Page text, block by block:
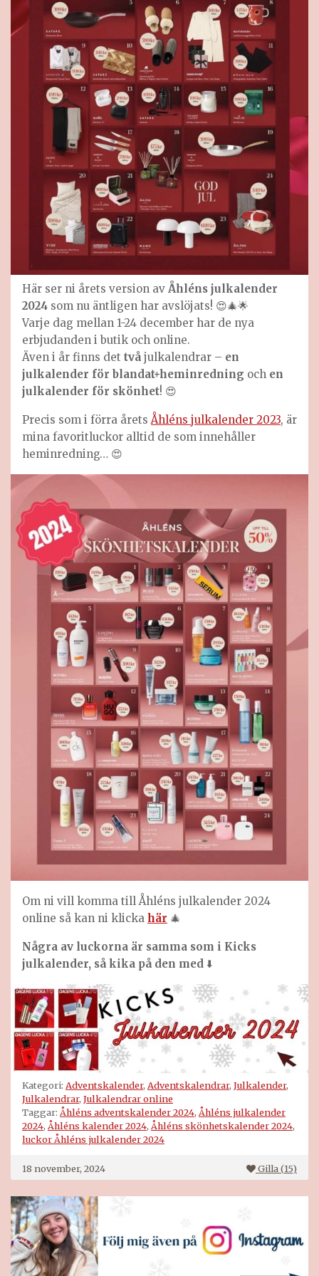
Här ser ni årets version av Åhléns julkalender
2024 som nu äntligen har avslöjats! 😍🎄🌟
Varje dag mellan 1-24 december har de nya
erbjudanden i butik och online.
Även i år finns det två julkalendrar – en
julkalender för blandat+heminredning och en
julkalender för skönhet! 😍
Precis som i förra åretsÅhléns julkalender 2023, är
mina favoritluckor alltid de som innehåller
heminredning… 😍
Om ni vill komma till Åhléns julkalender 2024
online så kan ni klicka här 🎄
Några av luckorna är samma som i Kicks
julkalender, så kika på den med ⬇️
Kategori: Adventskalender, Adventskalendrar, Julkalender,
Julkalendrar, Julkalendrar online
Taggar: Åhléns adventskalender 2024, Åhléns julkalender
2024, Åhléns kalender 2024, Åhléns skönhetskalender 2024,
luckor Åhléns julkalender 2024
18 november, 2024 Gilla (15)